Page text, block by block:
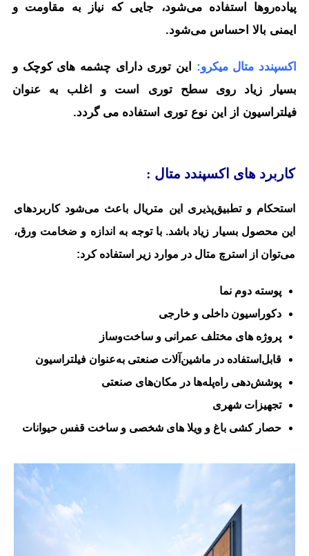
پیاده‌روها استفاده می‌شود، جایی که نیاز به مقاومت و
ایمنی بالا احساس می‌شود.
اکسپندد متال میکرو:
این توری دارای چشمه های کوچک و
بسیار زیاد روی سطح توری است و اغلب به عنوان
فیلتراسیون از این نوع توری استفاده می گردد.
کاربرد های اکسپندد متال :
استحکام و تطبیق‌پذیری این متریال باعث می‌شود کاربردهای
این محصول بسیار زیاد باشد. با توجه به اندازه و ضخامت ورق،
می‌توان از استرچ متال در موارد زیر استفاده کرد:
پوسته دوم نما
دکوراسیون داخلی و خارجی
پروژه‌ های مختلف عمرانی و ساخت‌وساز
قابل‌استفاده در ماشین‌آلات صنعتی به‌عنوان فیلتراسیون
پوشش‌دهی راه‌پله‌ها در مکان‌های صنعتی
تجهیزات شهری
حصار کشی باغ و ویلا های شخصی و ساخت قفس حیوانات